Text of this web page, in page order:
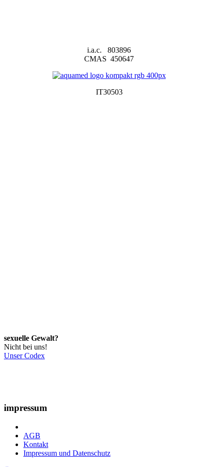
i.a.c. 803896
CMAS 450647
IT30503
sexuelle Gewalt?
Nicht bei uns!
Unser Codex
impressum
AGB
Kontakt
Impressum und Datenschutz